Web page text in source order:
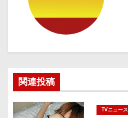
シ
ン
関連投稿
TVニュー